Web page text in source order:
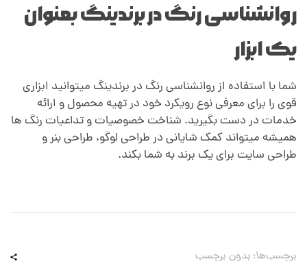
روانشناسی رنگ در برندینگ بعنوان
یک ابزار
شما با استفاده از روانشناسی رنگ در برندینگ میتوانید ابزاری
قوی را برای معرفی نوع رویکرد خود در تهیه محصول و ارائه
خدمات در دست بگیرید. شناخت خصوصیات و تداعیات رنگ ها
همیشه میتواند کمک شایانی در طراحی لوگو، طراحی بنر و
طراحی سایت برای یک برند به شما بکند.
برچسب‌ها: بدون برچسب